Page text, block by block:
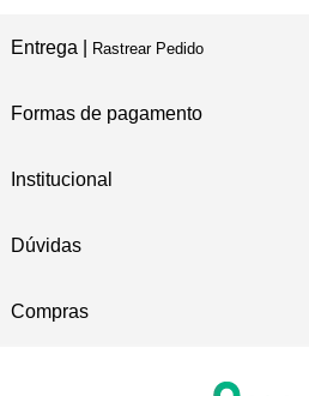
Entrega | Rastrear Pedido
Formas de pagamento
Institucional
Dúvidas
Compras